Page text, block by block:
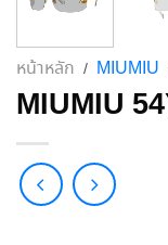
หน้าหลัก / MIUMIU
MIUMIU